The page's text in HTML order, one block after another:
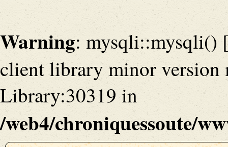
Warning: mysqli::mysqli()
client library minor version
Library:30319 in
/web4/chroniquessoute/